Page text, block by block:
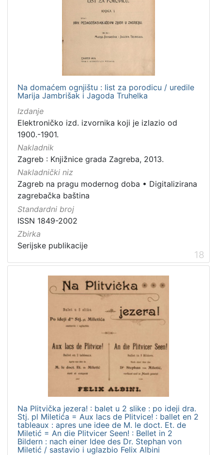
Na domaćem ognjištu : list za porodicu / uredile
Marija Jambrišak i Jagoda Truhelka
Izdanje
Elektroničko izd. izvornika koji je izlazio od
1900.-1901.
Nakladnik
Zagreb : Knjižnice grada Zagreba, 2013.
Nakladnički niz
Zagreb na pragu modernog doba • Digitalizirana
zagrebačka baština
Standardni broj
ISSN 1849-2002
Zbirka
Serijske publikacije
18
Na Plitvička jezera! : balet u 2 slike : po ideji dra.
Stj. pl Miletića = Aux lacs de Plitvice! : ballet en 2
tableaux : apres une idee de M. le doct. Et. de
Miletić = An die Plitvicer Seen! : Bellet in 2
Bildern : nach einer Idee des Dr. Stephan von
Miletić / sastavio i uglazbio Felix Albini